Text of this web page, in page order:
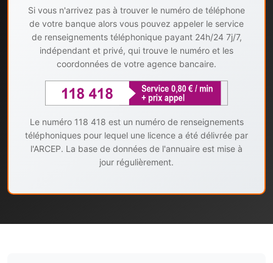
Si vous n'arrivez pas à trouver le numéro de téléphone
de votre banque alors vous pouvez appeler le service
de renseignements téléphonique payant 24h/24 7j/7,
indépendant et privé, qui trouve le numéro et les
coordonnées de votre agence bancaire.
Le numéro 118 418 est un numéro de renseignements
téléphoniques pour lequel une licence a été délivrée par
l'ARCEP. La base de données de l'annuaire est mise à
jour régulièrement.